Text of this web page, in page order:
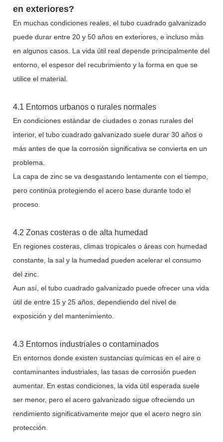
en exteriores?
En muchas condiciones reales, el tubo cuadrado galvanizado
puede durar entre 20 y 50 años en exteriores, e incluso más
en algunos casos. La vida útil real depende principalmente del
entorno, el espesor del recubrimiento y la forma en que se
utilice el material.
4.1 Entornos urbanos o rurales normales
En condiciones estándar de ciudades o zonas rurales del
interior, el tubo cuadrado galvanizado suele durar 30 años o
más antes de que la corrosión significativa se convierta en un
problema.
La capa de zinc se va desgastando lentamente con el tiempo,
pero continúa protegiendo el acero base durante todo el
proceso.
4.2 Zonas costeras o de alta humedad
En regiones costeras, climas tropicales o áreas con humedad
constante, la sal y la humedad pueden acelerar el consumo
del zinc.
Aun así, el tubo cuadrado galvanizado puede ofrecer una vida
útil de entre 15 y 25 años, dependiendo del nivel de
exposición y del mantenimiento.
4.3 Entornos industriales o contaminados
En entornos donde existen sustancias químicas en el aire o
contaminantes industriales, las tasas de corrosión pueden
aumentar. En estas condiciones, la vida útil esperada suele
ser menor, pero el acero galvanizado sigue ofreciendo un
rendimiento significativamente mejor que el acero negro sin
protección.